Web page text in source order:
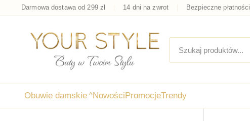
Darmowa dostawa od 299 zł 14 dni na zwrot Bezpieczne płatności
Obuwie damskie ^NowościPromocjeTrendy